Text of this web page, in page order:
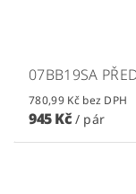
07BB19SA
780,99 Kč bez DPH
945 Kč / pár